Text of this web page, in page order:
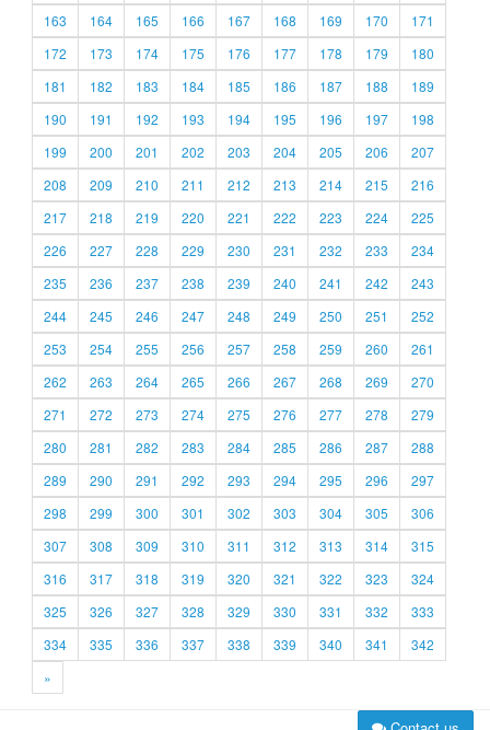
163
164 165 166 167 168 169 170
171
172
173 174 175 176 177 178 179
180
181
182 183 184 185 186 187 188
189
190
191 192 193 194 195 196 197
198
199
200 201 202 203 204 205 206
207
208
209 210 211 212 213 214 215
216
217
218 219 220 221 222 223 224
225
226
227 228 229 230 231 232 233
234
235
236 237 238 239 240 241 242
243
244
245 246 247 248 249 250 251
252
253
254 255 256 257 258 259 260
261
262
263 264 265 266 267 268 269
270
271
272 273 274 275 276 277 278
279
280
281 282 283 284 285 286 287
288
289
290 291 292 293 294 295 296
297
298
299 300 301 302 303 304 305
306
307
308 309 310 311 312 313 314
315
316
317 318 319 320 321 322 323
324
325
326 327 328 329 330 331 332
333
334
335 336 337 338 339 340 341
342
»